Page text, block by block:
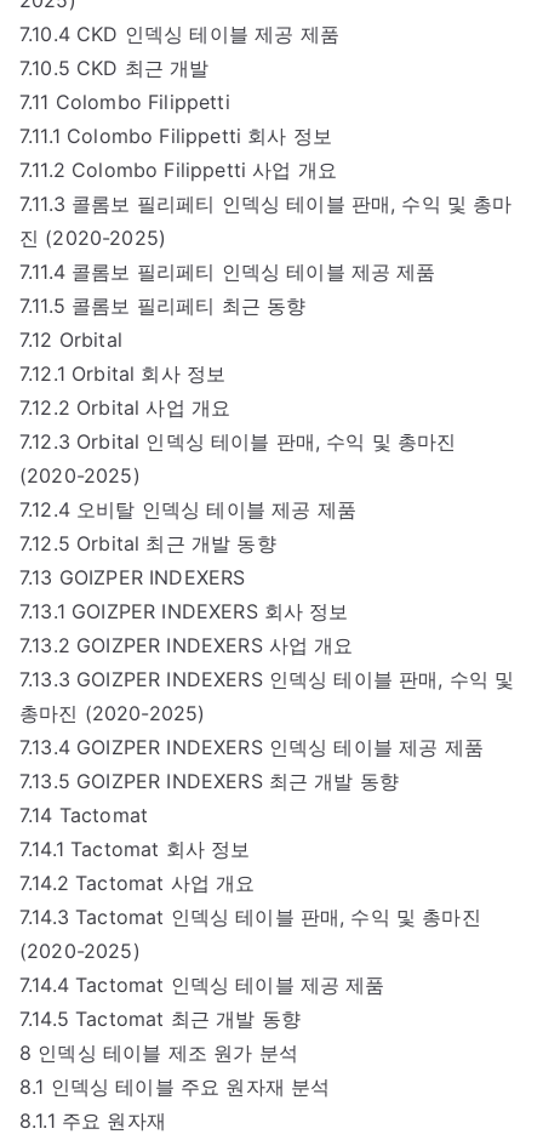
7.10.4 CKD 인덱싱 테이블 제공 제품
7.10.5 CKD 최근 개발
7.11 Colombo Filippetti
7.11.1 Colombo Filippetti 회사 정보
7.11.2 Colombo Filippetti 사업 개요
7.11.3 콜롬보 필리페티 인덱싱 테이블 판매, 수익 및 총마
진 (2020-2025)
7.11.4 콜롬보 필리페티 인덱싱 테이블 제공 제품
7.11.5 콜롬보 필리페티 최근 동향
7.12 Orbital
7.12.1 Orbital 회사 정보
7.12.2 Orbital 사업 개요
7.12.3 Orbital 인덱싱 테이블 판매, 수익 및 총마진
(2020-2025)
7.12.4 오비탈 인덱싱 테이블 제공 제품
7.12.5 Orbital 최근 개발 동향
7.13 GOIZPER INDEXERS
7.13.1 GOIZPER INDEXERS 회사 정보
7.13.2 GOIZPER INDEXERS 사업 개요
7.13.3 GOIZPER INDEXERS 인덱싱 테이블 판매, 수익 및
총마진 (2020-2025)
7.13.4 GOIZPER INDEXERS 인덱싱 테이블 제공 제품
7.13.5 GOIZPER INDEXERS 최근 개발 동향
7.14 Tactomat
7.14.1 Tactomat 회사 정보
7.14.2 Tactomat 사업 개요
7.14.3 Tactomat 인덱싱 테이블 판매, 수익 및 총마진
(2020-2025)
7.14.4 Tactomat 인덱싱 테이블 제공 제품
7.14.5 Tactomat 최근 개발 동향
8 인덱싱 테이블 제조 원가 분석
8.1 인덱싱 테이블 주요 원자재 분석
8.1.1 주요 원자재